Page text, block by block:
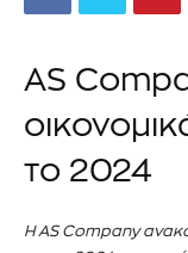
AS
το 2024
Η AS Company